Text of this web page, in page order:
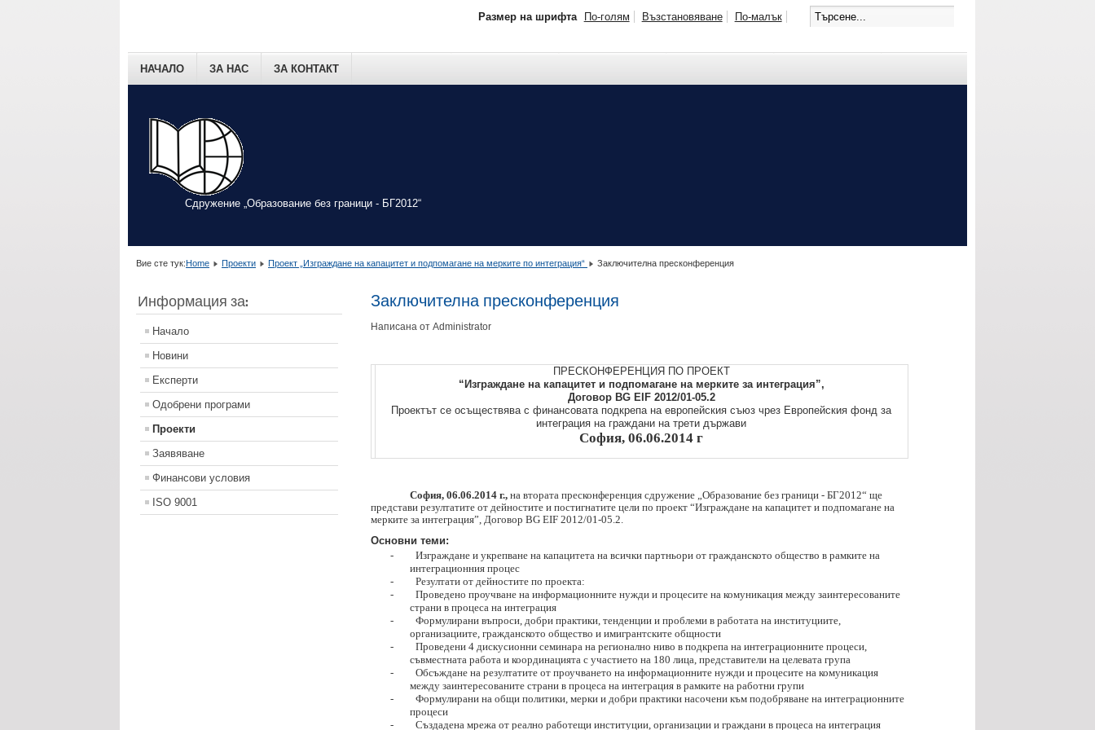
Сдружение „Образование без граници - БГ2012“
НАЧАЛО ЗА НАС ЗА КОНТАКТ
Размер на шрифта По-голям Възстановяване По-малък
Вие сте тук: Home Проекти Проект „Изграждане на капацитет и подпомагане на мерките по интеграция“ Заключителна пресконференция
Информация за:
Начало
Новини
Експерти
Одобрени програми
Проекти
Заявяване
Финансови условия
ISO 9001
Заключителна пресконференция
Написана от Administrator
ПРЕСКОНФЕРЕНЦИЯ ПО ПРОЕКТ
“Изграждане на капацитет и подпомагане на мерките за интеграция”,
Договор BG EIF 2012/01-05.2
Проектът се осъществява с финансовата подкрепа на европейския съюз чрез Европейския фонд за
интеграция на граждани на трети държави
София,06.06.2014 г
София, 06.06.2014г., на втората пресконференция сдружение „Образование без граници - БГ2012“ ще
представи резултатите от дейностите и постигнатите цели по проект “Изграждане на капацитет и подпомагане на
мерките за интеграция”, Договор BG EIF 2012/01-05.2.
Основни теми:
-
Изграждане и укрепване на капацитета на всички партньори от гражданското общество в рамките на
интеграционния процес
-
Резултати от дейностите по проекта:
-
Проведено проучване на информационните нужди и процесите на комуникация между заинтересованите
страни в процеса на интеграция
-
Формулирани въпроси, добри практики, тенденции и проблеми в работата на институциите,
организациите, гражданското общество и имигрантските общности
-
Проведени 4 дискусионни семинара на регионално ниво в подкрепа на интеграционните процеси,
съвместната работа и координацията с участието на 180 лица, представители на целевата група
-
Обсъждане на резултатите от проучването на информационните нужди и процесите на комуникация
между заинтересованите страни в процеса на интеграция в рамките на работни групи
-
Формулирани на общи политики, мерки и добри практики насочени към подобряване на интеграционните
процеси
-
Създадена мрежа от реално работещи институции, организации и граждани в процеса на интеграция